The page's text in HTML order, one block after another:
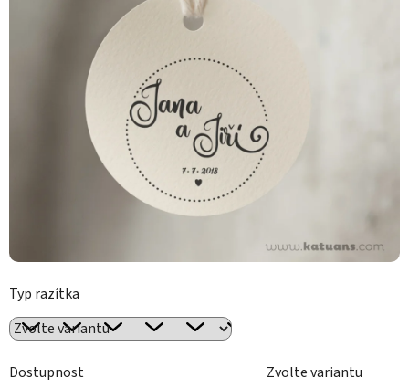
Typ razítka
Dostupnost
Zvolte variantu